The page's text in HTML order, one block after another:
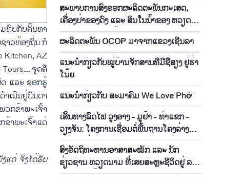
ທົບກັບຄົ້ນຫາ
າວທ້ອງຖິ່ນ ກໍ
AZ
...ຈຸດຄື
ແລະ ຊອກຮູ້
ເນີນຢູ່ບັນດາ
ກຂ້າພະເຈົ້າ
າພະເຈົ້າແດ່
ແດ່ ຈຶ່ງໄດ້ຮັບ
ສະ​ພາບ​ການ​ສົ່ງ​ອອກ​ຜະ​ລິ​ດ​ຕະ​ພັນ​ກະ​ເສດ,
ເຄື່ອງ​ປ່າ​ຂອງ​ດົງ ແລະ ສິນ​ໃນ​ນ້ຳ​ຂອງ ຫວຽດ​
ນາມ ​ໃນ​ 4 ເດືອນ​ຕົ້ນ​ປີ 2026
​ຜ​ະ​ລິດ​ຕະ​ພັນ OCOP ມາ​ຈາກ​ແຂວງເຊີນ​ລາ
ແນະ​ນຳ​ກ່ຽວ​ກັບ​ໝູ່​ບ້ານ​ຈັກ​ສານ​ທີ່​ມີ​ຊື່​ສຽງ ຢູ່​ຮ່າ​
ໂນ້ຍ
ແນະ​ນຳ​ກ່ຽວ​ກັບ​ ສະ​ມາ​ຄົມ We Love Phở
ເສັ້ນທາງລົດໄຟ ວູງອາງ - ມູຢ້າ - ທ່າແຂກ -
ວຽງຈັນ: ໂຄງການເຊື່ອມຕໍ່ພື້ນຖານໂຄງລ່າງຈຸດ
ສຸມລະຫວ່າງ ຫວຽດນາມ ແລະ ລາວ
ສົ່ງອັດຖິທະຫານອາສາສະໝັກ ແລະ ນັກ
ຊ່ຽວຊານ ຫວຽດນາມ ທີ່ເສຍສະຫຼະຊີວິດຢູ່ ລາວ
28 ອັດຖິ ໄດ້ສົ່ງກັບເມືອປະເທດປົງອັດຖິ